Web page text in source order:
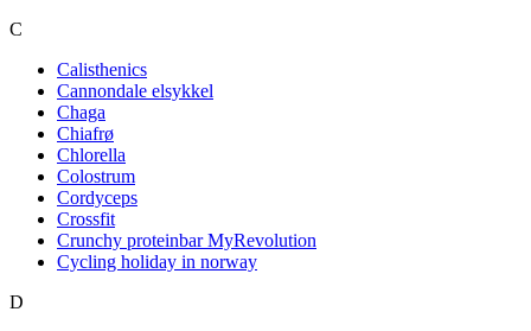
C
Calisthenics
Cannondale elsykkel
Chaga
Chiafrø
Chlorella
Colostrum
Cordyceps
Crossfit
Crunchy proteinbar MyRevolution
Cycling holiday in norway
D